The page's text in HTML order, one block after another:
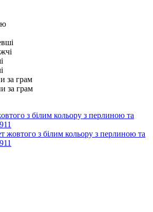
за грам
за грам
жовтого з білим кольору з перлиною та